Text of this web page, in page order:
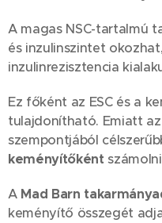
A magas NSC-tartalmú
és inzulinszintet
inzulinrezisztencia
Ez főként az ESC és a
tulajdonítható. Emiatt
szempontjából
keményítőként
A Mad Barn
keményítő összegét